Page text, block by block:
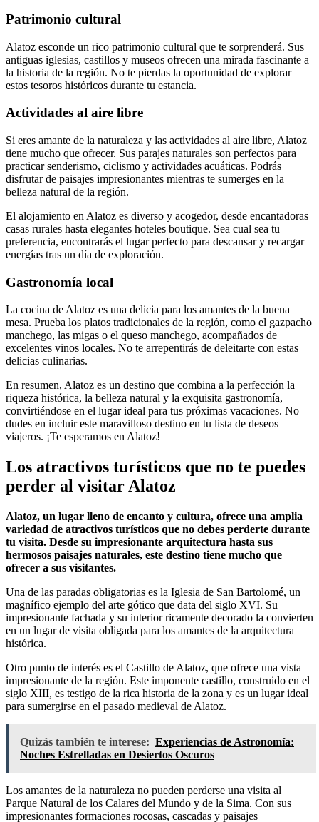
Patrimonio cultural
Alatoz esconde un rico patrimonio cultural que te sorprenderá. Sus
antiguas iglesias, castillos y museos ofrecen una mirada fascinante a
la historia de la región. No te pierdas la oportunidad de explorar
estos tesoros históricos durante tu estancia.
Actividades al aire libre
Si eres amante de la naturaleza y las actividades al aire libre, Alatoz
tiene mucho que ofrecer. Sus parajes naturales son perfectos para
practicar senderismo, ciclismo y actividades acuáticas. Podrás
disfrutar de paisajes impresionantes mientras te sumerges en la
belleza natural de la región.
El alojamiento en Alatoz es diverso y acogedor, desde encantadoras
casas rurales hasta elegantes hoteles boutique. Sea cual sea tu
preferencia, encontrarás el lugar perfecto para descansar y recargar
energías tras un día de exploración.
Gastronomía local
La cocina de Alatoz es una delicia para los amantes de la buena
mesa. Prueba los platos tradicionales de la región, como el gazpacho
manchego, las migas o el queso manchego, acompañados de
excelentes vinos locales. No te arrepentirás de deleitarte con estas
delicias culinarias.
En resumen, Alatoz es un destino que combina a la perfección la
riqueza histórica, la belleza natural y la exquisita gastronomía,
convirtiéndose en el lugar ideal para tus próximas vacaciones. No
dudes en incluir este maravilloso destino en tu lista de deseos
viajeros. ¡Te esperamos en Alatoz!
Los atractivos turísticos que no te puedes
perder al visitar Alatoz
Alatoz, un lugar lleno de encanto y cultura, ofrece una amplia
variedad de atractivos turísticos que no debes perderte durante
tu visita. Desde su impresionante arquitectura hasta sus
hermosos paisajes naturales, este destino tiene mucho que
ofrecer a sus visitantes.
Una de las paradas obligatorias es la Iglesia de San Bartolomé, un
magnífico ejemplo del arte gótico que data del siglo XVI. Su
impresionante fachada y su interior ricamente decorado la convierten
en un lugar de visita obligada para los amantes de la arquitectura
histórica.
Otro punto de interés es el Castillo de Alatoz, que ofrece una vista
impresionante de la región. Este imponente castillo, construido en el
siglo XIII, es testigo de la rica historia de la zona y es un lugar ideal
para sumergirse en el pasado medieval de Alatoz.
Quizás también te interese: Experiencias de Astronomía:
Noches Estrelladas en Desiertos Oscuros
Los amantes de la naturaleza no pueden perderse una visita al
Parque Natural de los Calares del Mundo y de la Sima. Con sus
impresionantes formaciones rocosas, cascadas y paisajes